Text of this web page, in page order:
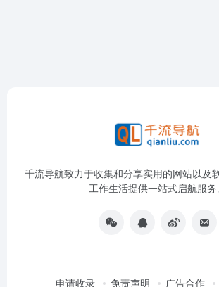
千流导航致力于收集和分享实用的网站以及
工作生活提供一站式启航服务
申请收录 免责声明 广告合作